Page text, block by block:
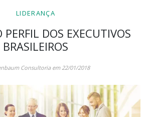
LIDERANÇA
DOS EXECUTIVOS
BRASILEIROS
Consultoria em 22/01/2018